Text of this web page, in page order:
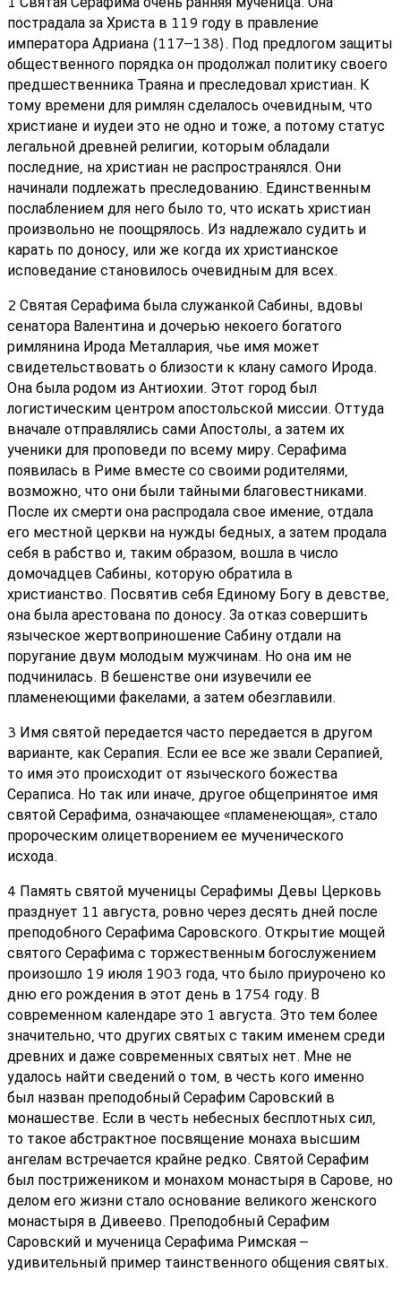
пострадала за Христа в 119 году в правление
императора Адриана (117–138). Под предлогом защиты
общественного порядка он продолжал политику своего
предшественника Траяна и преследовал христиан. К
тому времени для римлян сделалось очевидным, что
христиане и иудеи это не одно и тоже, а потому статус
легальной древней религии, которым обладали
последние, на христиан не распространялся. Они
начинали подлежать преследованию. Единственным
послаблением для него было то, что искать христиан
произвольно не поощрялось. Из надлежало судить и
карать по доносу, или же когда их христианское
исповедание становилось очевидным для всех.
2 Святая Серафима была служанкой Сабины, вдовы
сенатора Валентина и дочерью некоего богатого
римлянина Ирода Металлария, чье имя может
свидетельствовать о близости к клану самого Ирода.
Она была родом из Антиохии. Этот город был
логистическим центром апостольской миссии. Оттуда
вначале отправлялись сами Апостолы, а затем их
ученики для проповеди по всему миру. Серафима
появилась в Риме вместе со своими родителями,
возможно, что они были тайными благовестниками.
После их смерти она распродала свое имение, отдала
его местной церкви на нужды бедных, а затем продала
себя в рабство и, таким образом, вошла в число
домочадцев Сабины, которую обратила в
христианство. Посвятив себя Единому Богу в девстве,
она была арестована по доносу. За отказ совершить
языческое жертвоприношение Сабину отдали на
поругание двум молодым мужчинам. Но она им не
подчинилась. В бешенстве они изувечили ее
пламенеющими факелами, а затем обезглавили.
3 Имя святой передается часто передается в другом
варианте, как Серапия. Если ее все же звали Серапией,
то имя это происходит от языческого божества
Сераписа. Но так или иначе, другое общепринятое имя
святой Серафима, означающее «пламенеющая», стало
пророческим олицетворением ее мученического
исхода.
4 Память святой мученицы Серафимы Девы Церковь
празднует 11 августа, ровно через десять дней после
преподобного Серафима Саровского. Открытие мощей
святого Серафима с торжественным богослужением
произошло 19 июля 1903 года, что было приурочено ко
дню его рождения в этот день в 1754 году. В
современном календаре это 1 августа. Это тем более
значительно, что других святых с таким именем среди
древних и даже современных святых нет. Мне не
удалось найти сведений о том, в честь кого именно
был назван преподобный Серафим Саровский в
монашестве. Если в честь небесных бесплотных сил,
то такое абстрактное посвящение монаха высшим
ангелам встречается крайне редко. Святой Серафим
был пострижеником и монахом монастыря в Сарове, но
делом его жизни стало основание великого женского
монастыря в Дивеево. Преподобный Серафим
Саровский и мученица Серафима Римская –
удивительный пример таинственного общения святых.